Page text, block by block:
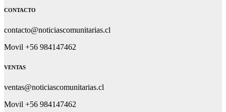
CONTACTO
contacto@noticiascomunitarias.cl
Movil +56 984147462
VENTAS
ventas@noticiascomunitarias.cl
Movil +56 984147462